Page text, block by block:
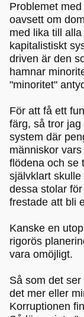
Problemet
oavsett om
med lika till
kapitalistiskt
driven är den
hamnar
"minoritet"
För att få ett
färg, så tror
system där
människor
flödena och se
självklart
dessa stolar
frestade att bli
Kanske en
rigorös
vara omöjligt.
Så som det
det mer eller
Korruptionen